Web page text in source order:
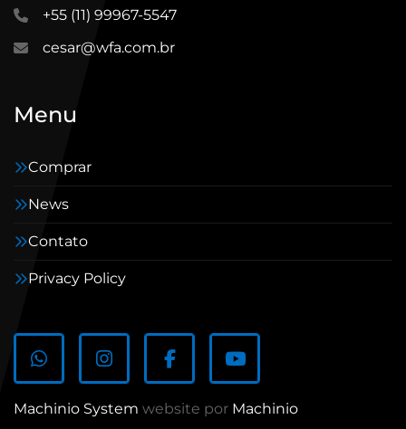
+55 (11) 99967-5547
cesar@wfa.com.br
Menu
Comprar
News
Contato
Privacy Policy
whatsappinstagramfacebookyoutube
Machinio System website por Machinio